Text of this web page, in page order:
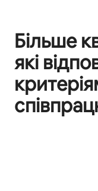
Більше
які